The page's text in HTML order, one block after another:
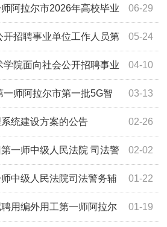
06-29
阿拉尔市2026年高校毕业
告 05-24
招聘事业单位工作人员第
成绩、进入体检人员名单及相关事
04-10
院面向社会公开招聘事业
03-13
师阿拉尔市第一批5G智
02-26
统建设方案的公告
02-02
一师中级人民法院 司法警
复审、笔试、面试、体能测评相关
01-22
中级人民法院司法警务辅
01-19
用编外用工第一师阿拉尔